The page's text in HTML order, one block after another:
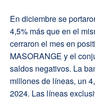
En diciembre se
4,5% más que en el
cerraron el mes en
MASORANGE y el
saldos negativos. La
millones de líneas, un
2024. Las líneas